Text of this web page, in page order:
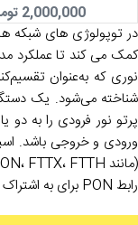
2,000,000
در توپولوژی های شبکه
کمک می کند تا عملکرد
نوری که به‌عنوان
شناخته می‌شود. یک
پرتو نور فرودی را به
ورودی و خروجی باشد.
رابط PON برای به اشتراک گذاشتن بین بسیاری از مشترکین ایفا کرده است.